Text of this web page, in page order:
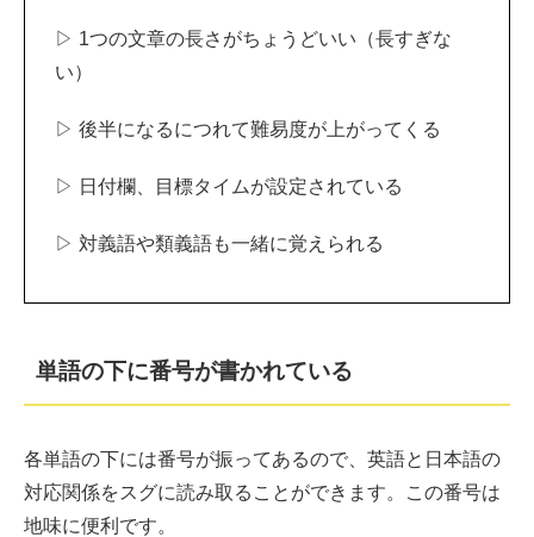
▷ 1つの文章の長さがちょうどいい（長すぎな
い）
▷ 後半になるにつれて難易度が上がってくる
▷ 日付欄、目標タイムが設定されている
▷ 対義語や類義語も一緒に覚えられる
単語の下に番号が書かれている
各単語の下には番号が振ってあるので、英語と日本語の
対応関係をスグに読み取ることができます。この番号は
地味に便利です。